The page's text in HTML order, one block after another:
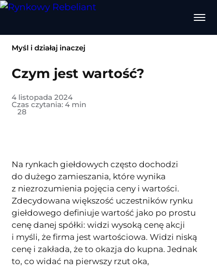
Myśl i działaj inaczej
Czym jest wartość?
4 listopada 2024
Czas czytania: 4 min
28
Na rynkach giełdowych często dochodzi
do dużego zamieszania, które wynika
z niezrozumienia pojęcia ceny i wartości.
Zdecydowana większość uczestników rynku
giełdowego definiuje wartość jako po prostu
cenę danej spółki: widzi wysoką cenę akcji
i myśli, że firma jest wartościowa. Widzi niską
cenę i zakłada, że to okazja do kupna. Jednak
to, co widać na pierwszy rzut oka,